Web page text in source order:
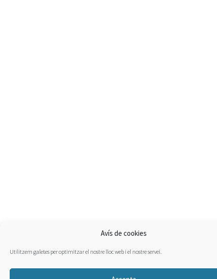
Avís de cookies
Utilitzem galetes per optimitzar el nostre lloc web i el nostre servei.